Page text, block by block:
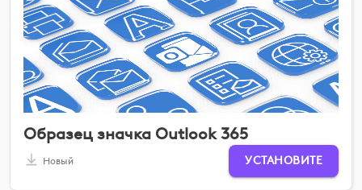
Образец значка Outlook 365
Новый УСТАНОВИТЕ